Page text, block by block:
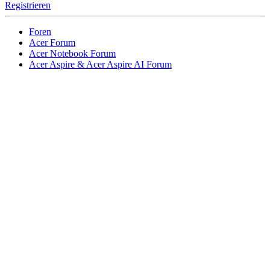
Registrieren
Foren
Acer Forum
Acer Notebook Forum
Acer Aspire & Acer Aspire AI Forum